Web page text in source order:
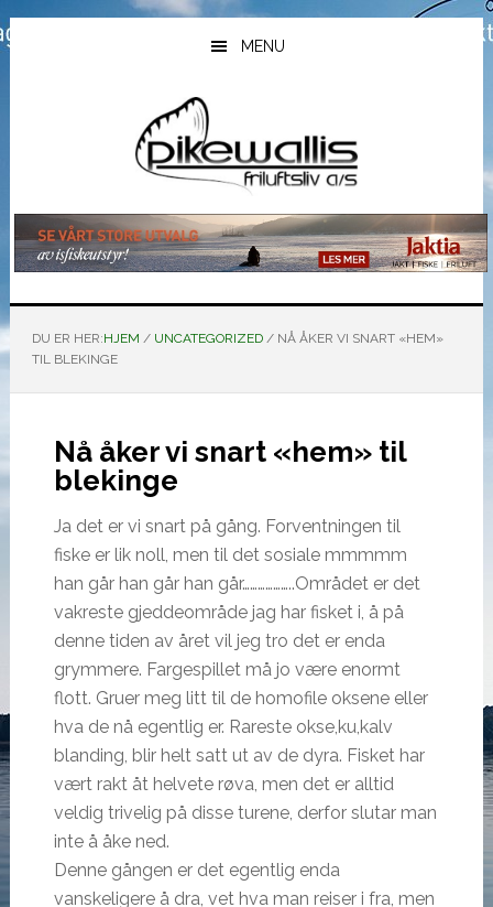
Hopp
til
Hopp
til
Hopp
til
MENU
DU ER HER:HJEM / UNCATEGORIZED /NÅ ÅKER VI SNART «HEM»
TIL BLEKINGE
Nå åker vi snart «hem» til
blekinge
Ja det er vi snart på gång. Forventningen til
fiske er lik noll, men til det sosiale mmmmm
han går han går han går………………..Området er det
vakreste gjeddeområde jag har fisket i, å på
denne tiden av året vil jeg tro det er enda
grymmere. Fargespillet må jo være enormt
flott. Gruer meg litt til de homofile oksene eller
hva de nå egentlig er. Rareste okse,ku,kalv
blanding, blir helt satt ut av de dyra. Fisket har
vært rakt åt helvete røva, men det er alltid
veldig trivelig på disse turene, derfor slutar man
inte å åke ned.
Denne gången er det egentlig enda
vanskeligere å dra, vet hva man reiser i fra, men